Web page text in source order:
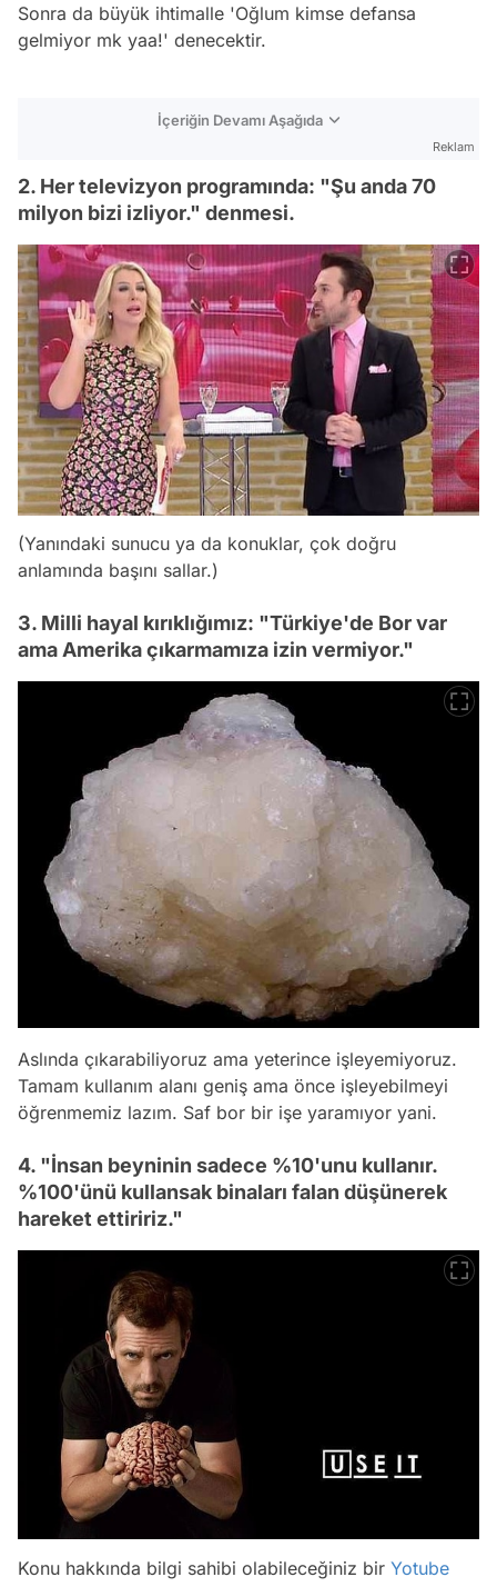
Sonra da büyük ihtimalle 'Oğlum kimse defansa
gelmiyor mk yaa!' denecektir.
İçeriğin Devamı Aşağıda
Reklam
2. Her televizyon programında: "Şu anda 70
milyon bizi izliyor." denmesi.
(Yanındaki sunucu ya da konuklar, çok doğru
anlamında başını sallar.)
3. Milli hayal kırıklığımız: "Türkiye'de Bor var
ama Amerika çıkarmamıza izin vermiyor."
Aslında çıkarabiliyoruz ama yeterince işleyemiyoruz.
Tamam kullanım alanı geniş ama önce işleyebilmeyi
öğrenmemiz lazım. Saf bor bir işe yaramıyor yani.
4. "İnsan beyninin sadece %10'unu kullanır.
%100'ünü kullansak binaları falan düşünerek
hareket ettiririz."
Konu hakkında bilgi sahibi olabileceğiniz bir Yotube